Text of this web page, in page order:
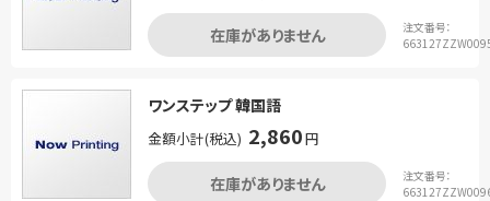
在庫がありません
注文番号：
ワンステップ 韓国語
金額小計(税込) 2,860円
在庫がありません
注文番号：